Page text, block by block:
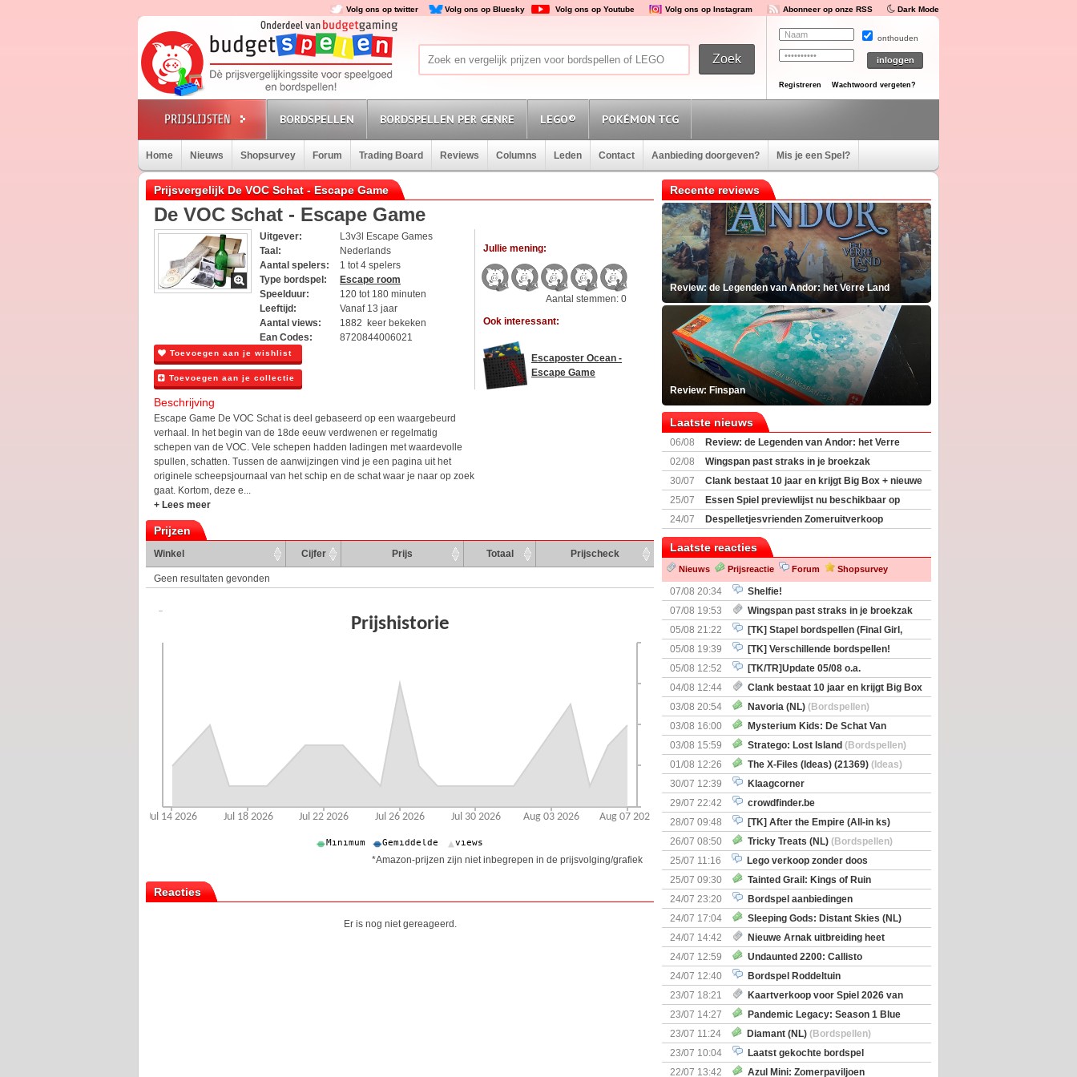
Volg ons op twitter Volg ons op Bluesky Volg ons op Youtube Volg ons op Instagram Abonneer op onze RSS Dark Mode
onthouden
Registreren Wachtwoord vergeten?
BORDSPELLEN BORDSPELLEN PER GENRE LEGO® POKÉMON TCG
Home Nieuws Shopsurvey Forum Trading Board Reviews Columns Leden Contact Aanbieding doorgeven? Mis je een Spel?
Prijsvergelijk De VOC Schat - Escape Game
De VOC Schat - Escape Game
Uitgever:
L3v3l Escape Games
Taal:
Nederlands
Aantal spelers:
1 tot 4 spelers
Type bordspel:
Escape room
Speelduur:
120 tot 180 minuten
Leeftijd:
Vanaf 13 jaar
Aantal views:
1882 keer bekeken
Ean Codes:
8720844006021
Toevoegen aan je wishlist
Toevoegen aan je collectie
Beschrijving
Escape Game De VOC Schat is deel gebaseerd op een waargebeurd
verhaal. In het begin van de 18de eeuw verdwenen er regelmatig
schepen van de VOC. Vele schepen hadden ladingen met waardevolle
spullen, schatten. Tussen de aanwijzingen vind je een pagina uit het
originele scheepsjournaal van het schip en de schat waar je naar op zoek
gaat. Kortom, deze e...
+ Lees meer
Jullie mening:
Aantal stemmen: 0
Ook interessant:
Escaposter Ocean -
Escape Game
Prijzen
Winkel Cijfer Prijs Totaal Prijscheck
Geen resultaten gevonden
*Amazon-prijzen zijn niet inbegrepen in de prijsvolging/grafiek
Reacties
Er is nog niet gereageerd.
Recente reviews
Review: de Legenden van Andor: het Verre Land
Review: Finspan
Laatste nieuws
06/08
Review: de Legenden van Andor: het Verre
Land
02/08
Wingspan past straks in je broekzak
30/07
Clank bestaat 10 jaar en krijgt Big Box + nieuwe
uitbreiding
25/07
Essen Spiel previewlijst nu beschikbaar op
Boardgamegeek
24/07
Despelletjesvrienden Zomeruitverkoop
Laatste reacties
Nieuws Prijsreactie Forum Shopsurvey
07/08 20:34
Shelfie!
07/08 19:53
Wingspan past straks in je broekzak
05/08 21:22
[TK] Stapel bordspellen (Final Girl,
Nemesis Retaliation, Zombicide Invader)
05/08 19:39
[TK] Verschillende bordspellen!
05/08 12:52
[TK/TR]Update 05/08 o.a.
Prijsverlagingen, Imperium Horizons, 20 Strong
04/08 12:44
Clank bestaat 10 jaar en krijgt Big Box
+ nieuwe uitbreiding
03/08 20:54 Navoria (NL) (Bordspellen)
03/08 16:00
Mysterium Kids: De Schat Van
Kapitein Boe
(Bordspellen)
03/08 15:59 Stratego: Lost Island (Bordspellen)
01/08 12:26
The X-Files (Ideas) (21369) (Ideas)
30/07 12:39
Klaagcorner
29/07 22:42
crowdfinder.be
28/07 09:48
[TK] After the Empire (All-in ks)
26/07 08:50
Tricky Treats (NL) (Bordspellen)
25/07 11:16
Lego verkoop zonder doos
25/07 09:30
Tainted Grail: Kings of Ruin
Uitbreiding: Wyrd Encounters(Bordspellen)
24/07 23:20
Bordspel aanbiedingen
24/07 17:04
Sleeping Gods: Distant Skies (NL)
(Bordspellen)
24/07 14:42
Nieuwe Arnak uitbreiding heet
Surprise Shipments
24/07 12:59
Undaunted 2200: Callisto
(Bordspellen)
24/07 12:40
Bordspel Roddeltuin
23/07 18:21
Kaartverkoop voor Spiel 2026 van
start
23/07 14:27
Pandemic Legacy: Season 1 Blue
(Bordspellen)
23/07 11:24 Diamant (NL) (Bordspellen)
23/07 10:04
Laatst gekochte bordspel
22/07 13:42
Azul Mini: Zomerpaviljoen